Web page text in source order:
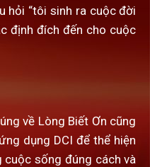
hỏi “tôi sinh ra cuộc đời
định đích đến cho cuộc
về Lòng Biết Ơn cũng
dụng DCI để thể hiện
cuộc sống đúng cách và